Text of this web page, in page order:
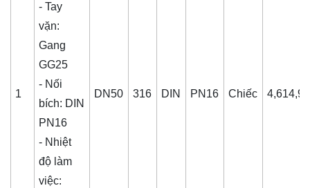
1
- Tay
vặn:
Gang
GG25
- Nối
bích: DIN
PN16
- Nhiệt
độ làm
việc:
DN50 316 DIN PN16 Chiếc